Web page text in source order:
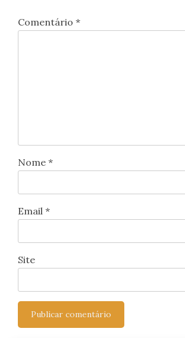
Comentário *
Nome *
Email *
Site